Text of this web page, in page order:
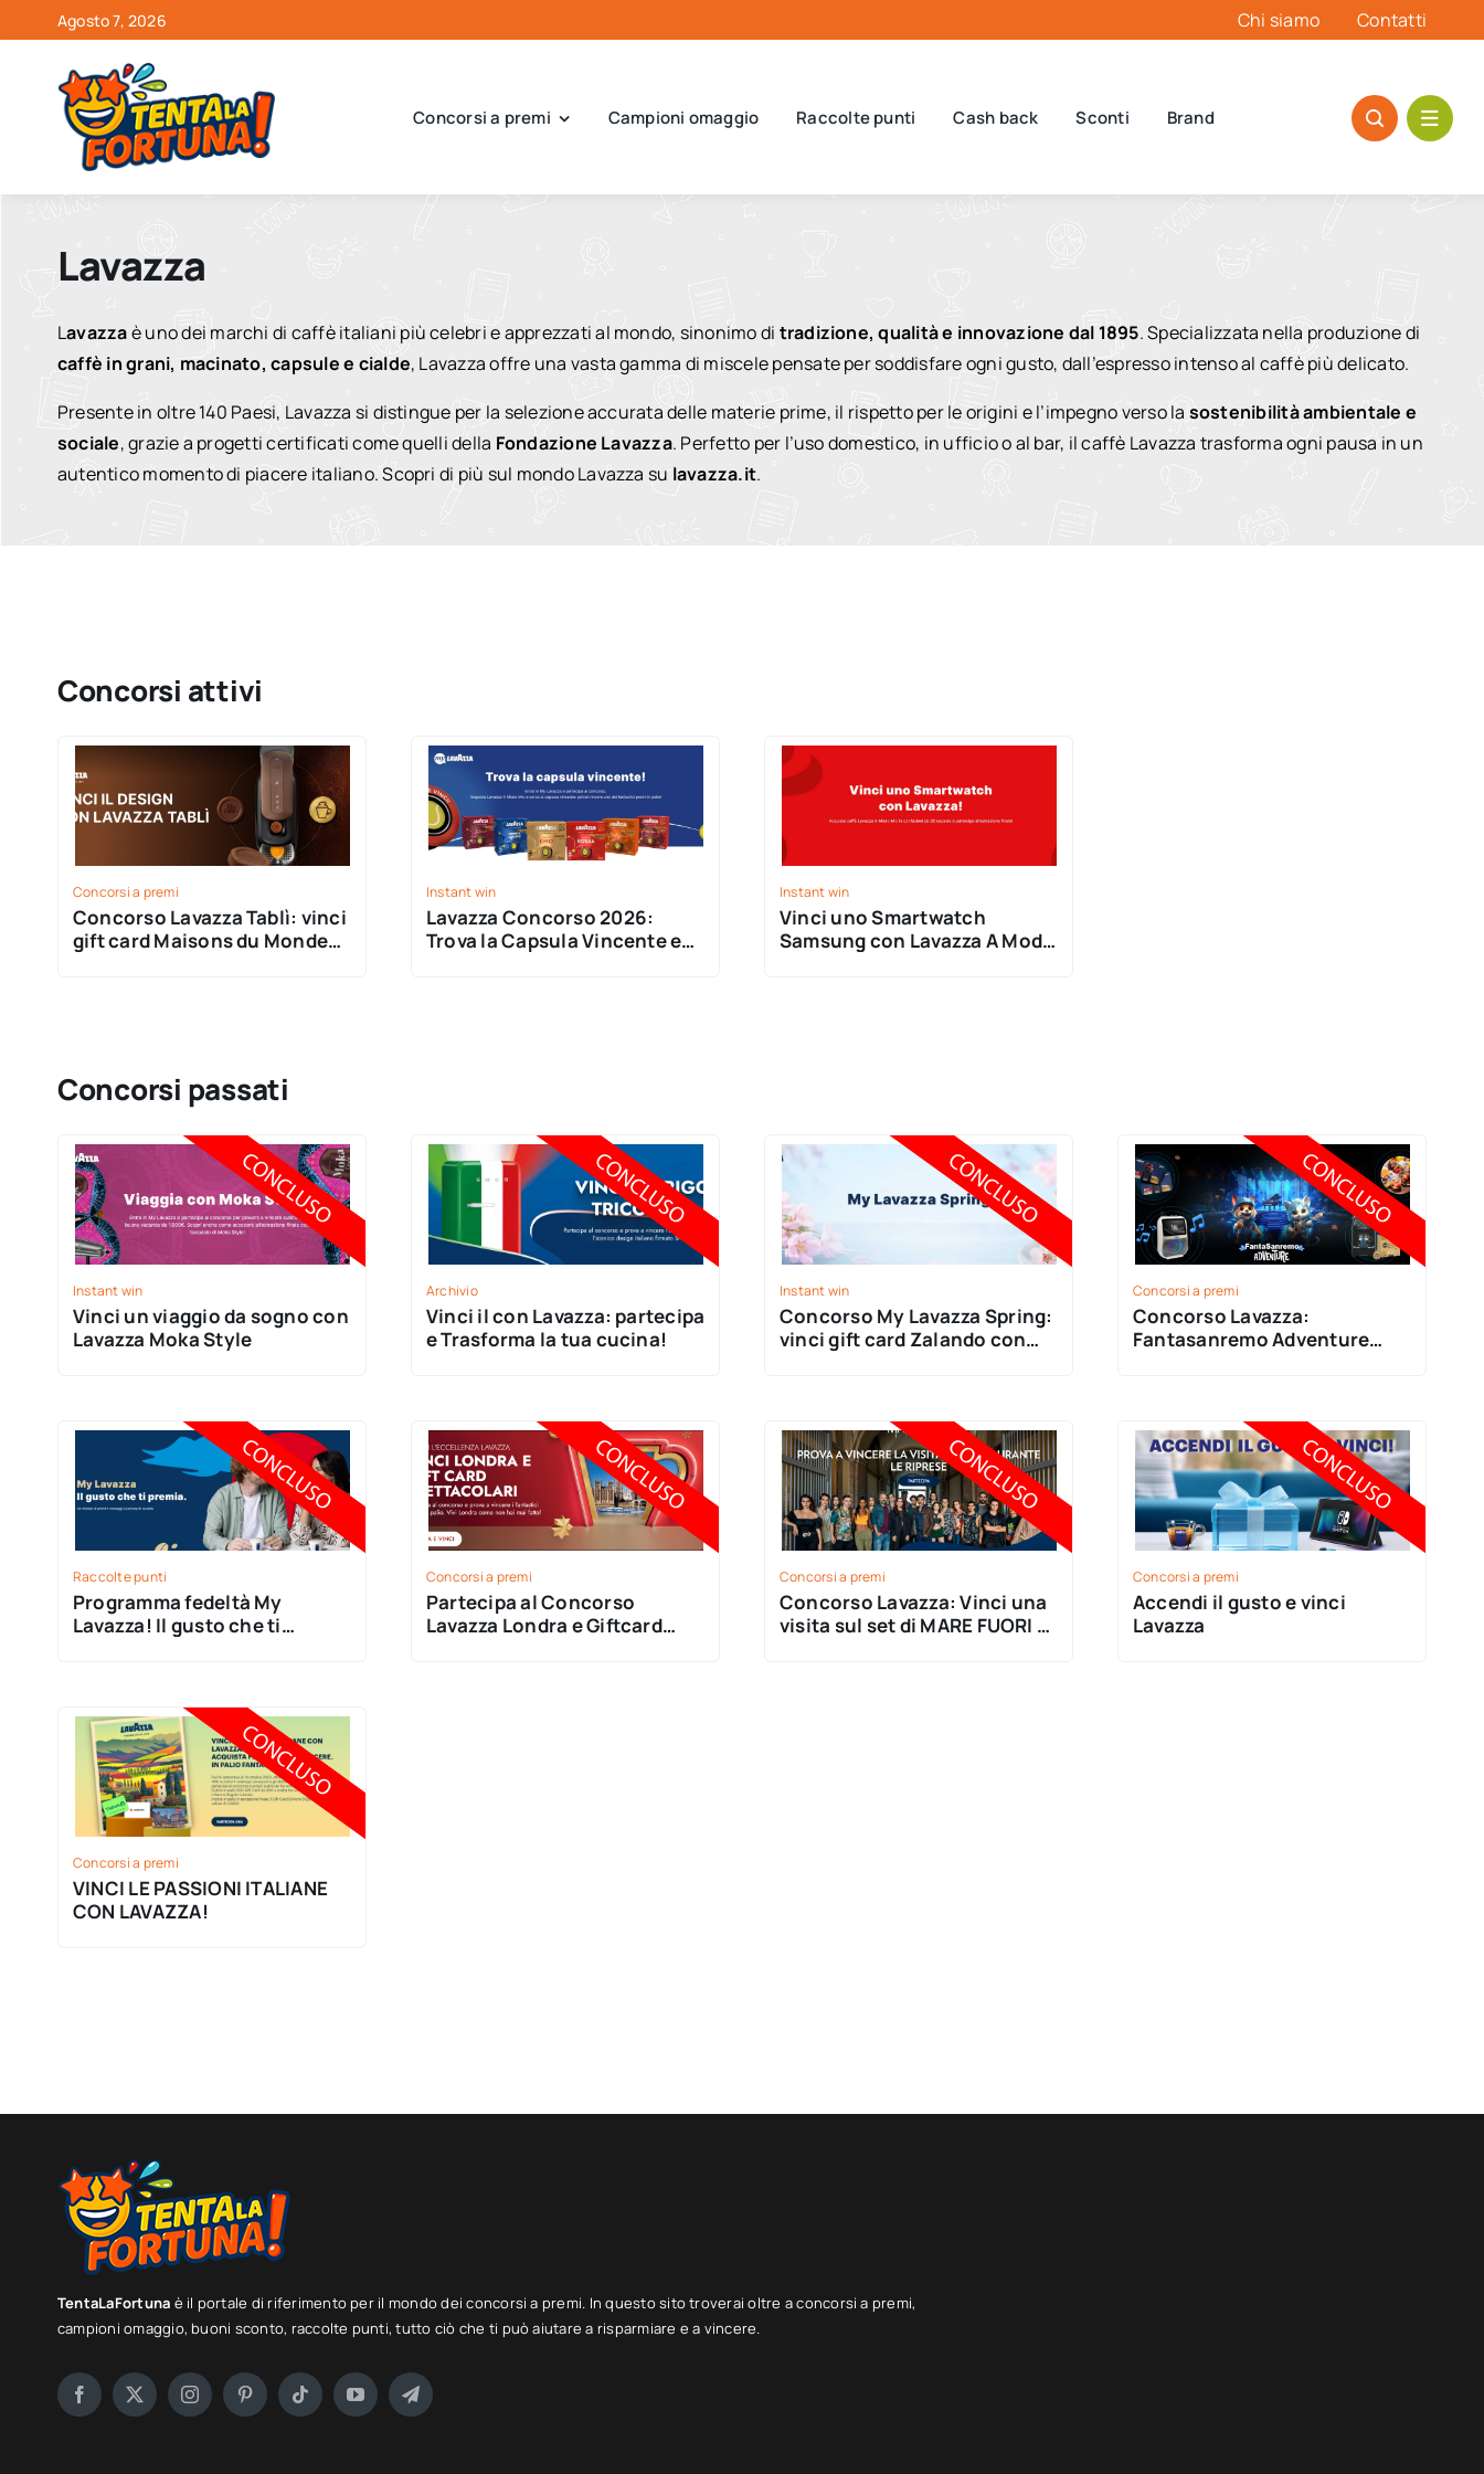
al
contenuto
Agosto 7, 2026 Chi siamo Contatti
Concorsi a premi Campioni omaggio Raccolte punti Cash back Sconti Brand
Lavazza
Lavazzaè uno dei marchi di caffè italiani più celebri e apprezzati al mondo, sinonimo di tradizione, qualità e innovazione dal 1895. Specializzata nella produzione di
caffè in grani, macinato, capsule e cialde, Lavazza offre una vasta gamma di miscele pensate per soddisfare ogni gusto, dall’espresso intenso al caffè più delicato.
Presente in oltre 140 Paesi, Lavazza si distingue per la selezione accurata delle materie prime, il rispetto per le origini e l’impegno verso la sostenibilità ambientale e
sociale, grazie a progetti certificati come quelli della Fondazione Lavazza. Perfetto per l’uso domestico, in ufficio o al bar, il caffè Lavazza trasforma ogni pausa in un
autentico momento di piacere italiano. Scopri di più sul mondo Lavazza su lavazza.it.
Concorsi attivi
Concorsi a premi
Concorso Lavazza Tablì: vinci
gift card Maisons du Monde
Instant win
Lavazza Concorso 2026:
Trova la Capsula Vincente e
Instant win
Vinci uno Smartwatch
Samsung con Lavazza A Modo
Concorsi passati
Instant win
Vinci un viaggio da sogno con
Lavazza Moka Style
Archivio
Vinci il con Lavazza: partecipa
e Trasforma la tua cucina!
Instant win
Concorso My Lavazza Spring:
vinci gift card Zalando con
Concorsi a premi
Concorso Lavazza:
Fantasanremo Adventure
Raccolte punti
Programma fedeltà My
Lavazza! Il gusto che ti
Concorsi a premi
Partecipa al Concorso
Lavazza Londra e Giftcard
Concorsi a premi
Concorso Lavazza: Vinci una
visita sul set di MARE FUORI a
Concorsi a premi
Accendi il gusto e vinci
Lavazza
Concorsi a premi
VINCI LE PASSIONI ITALIANE
CON LAVAZZA!
TentaLaFortuna è il portale di riferimento per il mondo dei concorsi a premi. In questo sito troverai oltre a concorsi a premi,
campioni omaggio, buoni sconto, raccolte punti, tutto ciò che ti può aiutare a risparmiare e a vincere.